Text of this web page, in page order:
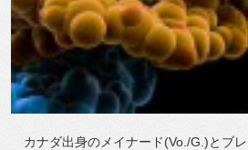
カナダ出身のメイナード(Vo./G.)とブ